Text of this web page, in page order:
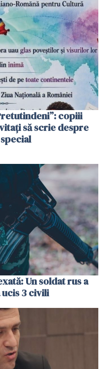
copiii
să scrie despre
Un soldat rus a
3 civili